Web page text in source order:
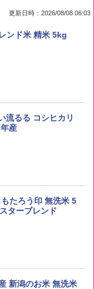
更新日時：2026/08/08 06:03
ンド米 精米 5kg
流るる コシヒカリ
産
もたろう印 無洗米 5
ターブレンド
新潟のお米 無洗米